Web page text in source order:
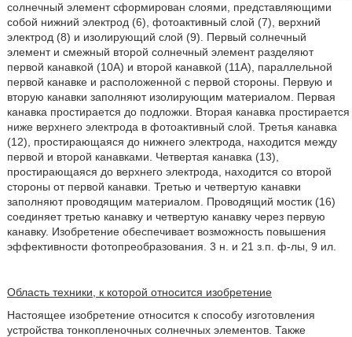
солнечный элемент сформирован слоями, представляющими
собой нижний электрод (6), фотоактивный слой (7), верхний
электрод (8) и изолирующий слой (9). Первый солнечный
элемент и смежный второй солнечный элемент разделяют
первой канавкой (10А) и второй канавкой (11А), параллельной
первой канавке и расположенной с первой стороны. Первую и
вторую канавки заполняют изолирующим материалом. Первая
канавка простирается до подложки. Вторая канавка простирается
ниже верхнего электрода в фотоактивный слой. Третья канавка
(12), простирающаяся до нижнего электрода, находится между
первой и второй канавками. Четвертая канавка (13),
простирающаяся до верхнего электрода, находится со второй
стороны от первой канавки. Третью и четвертую канавки
заполняют проводящим материалом. Проводящий мостик (16)
соединяет третью канавку и четвертую канавку через первую
канавку. Изобретение обеспечивает возможность повышения
эффективности фотопреобразования. 3 н. и 21 з.п. ф-лы, 9 ил.
Область техники, к которой относится изобретение
Настоящее изобретение относится к способу изготовления
устройства тонкопленочных солнечных элементов. Также